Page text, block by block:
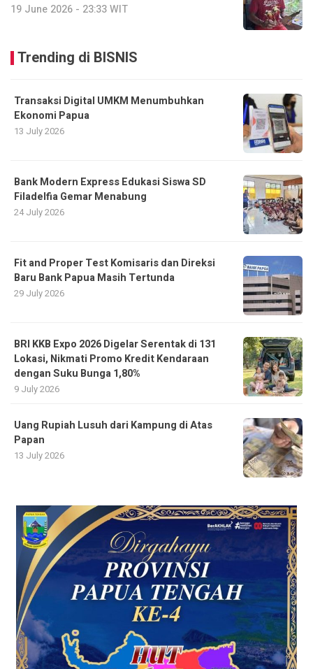
19 June 2026 - 23:33 WIT
Trending di BISNIS
Transaksi Digital UMKM Menumbuhkan
Ekonomi Papua
13 July 2026
Bank Modern Express Edukasi Siswa SD
Filadelfia Gemar Menabung
24 July 2026
Fit and Proper Test Komisaris dan Direksi
Baru Bank Papua Masih Tertunda
29 July 2026
BRI KKB Expo 2026 Digelar Serentak di 131
Lokasi, Nikmati Promo Kredit Kendaraan
dengan Suku Bunga 1,80%
9 July 2026
Uang Rupiah Lusuh dari Kampung di Atas
Papan
13 July 2026